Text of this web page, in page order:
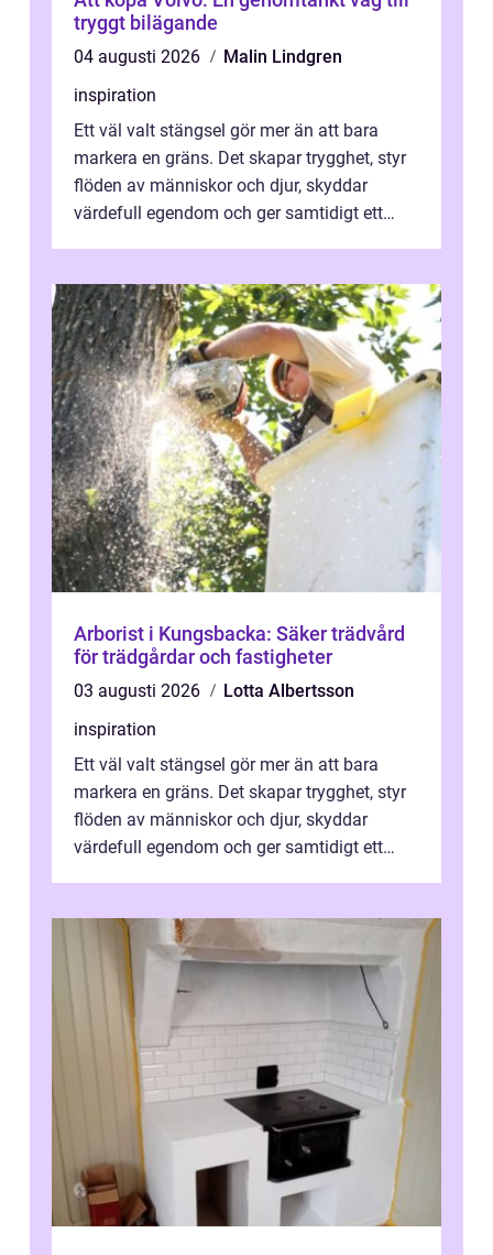
tryggt bilägande
04 augusti 2026
Malin Lindgren
inspiration
Ett väl valt stängsel gör mer än att bara
markera en gräns. Det skapar trygghet, styr
flöden av människor och djur, skyddar
värdefull egendom och ger samtidigt ett
Arborist i Kungsbacka: Säker trädvård
för trädgårdar och fastigheter
03 augusti 2026
Lotta Albertsson
inspiration
Ett väl valt stängsel gör mer än att bara
markera en gräns. Det skapar trygghet, styr
flöden av människor och djur, skyddar
värdefull egendom och ger samtidigt ett